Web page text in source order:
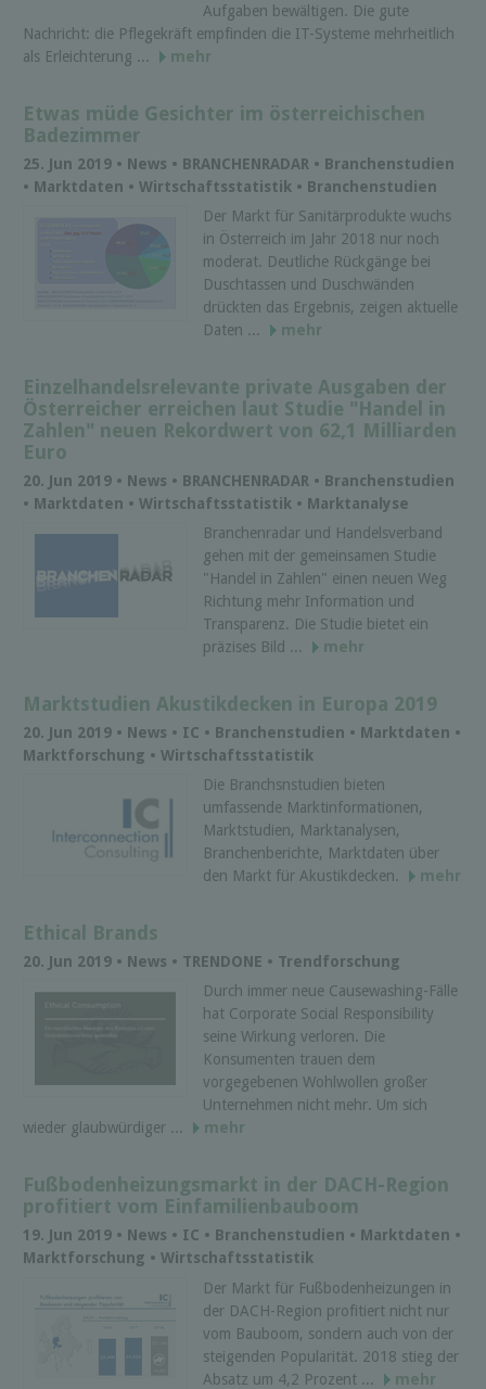
Aufgaben bewältigen. Die gute
Nachricht: die Pflegekräft empfinden die IT-Systeme mehrheitlich
als Erleichterung ...
mehr
Etwas müde Gesichter im österreichischen
Badezimmer
25. Jun 2019 • News • BRANCHENRADAR • Branchenstudien
• Marktdaten • Wirtschaftsstatistik • Branchenstudien
Der Markt für Sanitärprodukte wuchs
in Österreich im Jahr 2018 nur noch
moderat. Deutliche Rückgänge bei
Duschtassen und Duschwänden
drückten das Ergebnis, zeigen aktuelle
Daten ...
mehr
Einzelhandelsrelevante private Ausgaben der
Österreicher erreichen laut Studie "Handel in
Zahlen" neuen Rekordwert von 62,1 Milliarden
Euro
20. Jun 2019 • News • BRANCHENRADAR • Branchenstudien
• Marktdaten • Wirtschaftsstatistik • Marktanalyse
Branchenradar und Handelsverband
gehen mit der gemeinsamen Studie
"Handel in Zahlen" einen neuen Weg
Richtung mehr Information und
Transparenz. Die Studie bietet ein
präzises Bild ...
mehr
Marktstudien Akustikdecken in Europa 2019
20. Jun 2019 • News • IC • Branchenstudien • Marktdaten •
Marktforschung • Wirtschaftsstatistik
Die Branchsnstudien bieten
umfassende Marktinformationen,
Marktstudien, Marktanalysen,
Branchenberichte, Marktdaten über
den Markt für Akustikdecken.
mehr
Ethical Brands
20. Jun 2019 • News • TRENDONE • Trendforschung
Durch immer neue Causewashing-Fälle
hat Corporate Social Responsibility
seine Wirkung verloren. Die
Konsumenten trauen dem
vorgegebenen Wohlwollen großer
Unternehmen nicht mehr. Um sich
wieder glaubwürdiger ...
mehr
Fußbodenheizungsmarkt in der DACH-Region
profitiert vom Einfamilienbauboom
19. Jun 2019 • News • IC • Branchenstudien • Marktdaten •
Marktforschung • Wirtschaftsstatistik
Der Markt für Fußbodenheizungen in
der DACH-Region profitiert nicht nur
vom Bauboom, sondern auch von der
steigenden Popularität. 2018 stieg der
Absatz um 4,2 Prozent ...
mehr